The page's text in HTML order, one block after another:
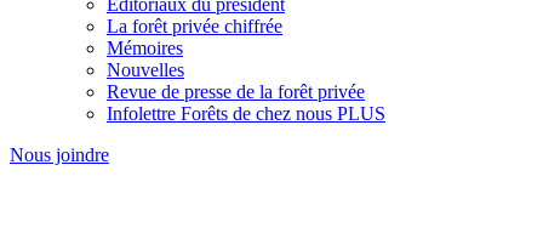
Éditoriaux du président
La forêt privée chiffrée
Mémoires
Nouvelles
Revue de presse de la forêt privée
Infolettre Forêts de chez nous PLUS
Nous joindre